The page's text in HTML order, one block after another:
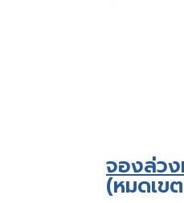
จองล่ว
(หมดเข